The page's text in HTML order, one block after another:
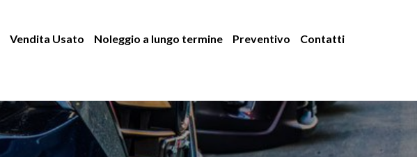
Vendita Usato Noleggio a lungo termine Preventivo Contatti